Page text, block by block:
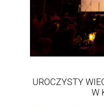
UROCZYSTY
W